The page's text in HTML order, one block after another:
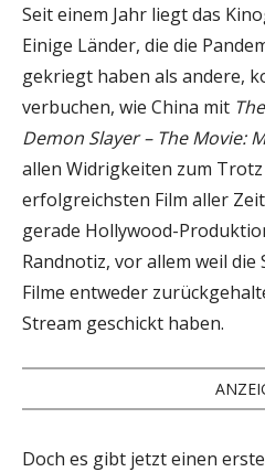
Seit einem Jahr liegt das
Einige Länder, die die
gekriegt haben als andere,
verbuchen, wie China mit
Demon Slayer – The Movie:
allen Widrigkeiten zum
erfolgreichsten Film aller
gerade Hollywood-
Randnotiz, vor allem weil
Filme entweder
Stream geschickt haben.
Doch es gibt jetzt einen